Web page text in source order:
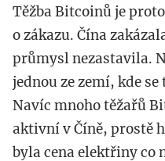
Těžba Bitcoinů je
o zákazu. Čína
průmysl nezastavila.
jednou ze zemí, kde
Navíc mnoho těžařů
aktivní v Číně, prostě
byla cena elektřiny co